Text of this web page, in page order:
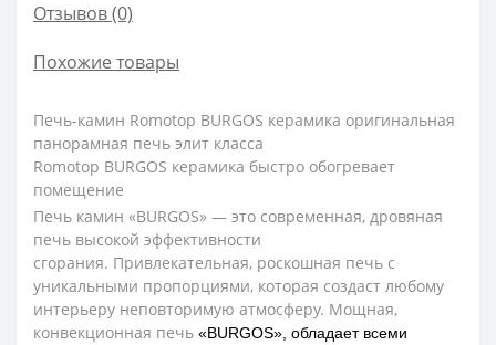
Отзывов (0)
Похожие товары
Печь-камин Romotop BURGOS керамика оригинальная
панорамная печь элит класса
Romotop BURGOS керамика быстро обогревает
помещение
Печь камин «BURGOS» — это современная, дровяная
печь высокой эффективности
сгорания. Привлекательная, роскошная печь с
уникальными пропорциями, которая создаст любому
интерьеру неповторимую атмосферу. Мощная,
конвекционная печь «BURGOS», обладает всеми